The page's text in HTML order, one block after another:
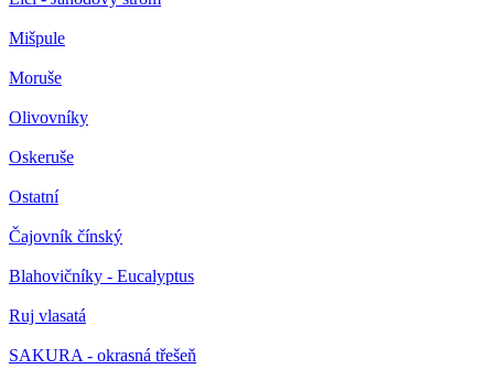
Mišpule
Moruše
Olivovníky
Oskeruše
Ostatní
Čajovník čínský
Blahovičníky - Eucalyptus
Ruj vlasatá
SAKURA - okrasná třešeň